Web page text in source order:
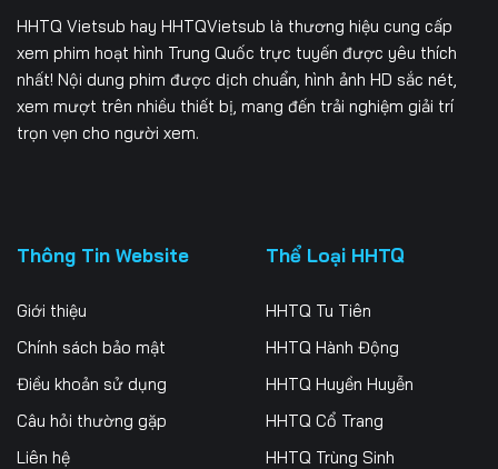
HHTQ Vietsub hay HHTQVietsub là thương hiệu cung cấp
xem phim hoạt hình Trung Quốc trực tuyến được yêu thích
nhất! Nội dung phim được dịch chuẩn, hình ảnh HD sắc nét,
xem mượt trên nhiều thiết bị, mang đến trải nghiệm giải trí
trọn vẹn cho người xem.
Thông Tin Website
Giới thiệu
Chính sách bảo mật
Điều khoản sử dụng
Câu hỏi thường gặp
Liên hệ
Thể Loại HHTQ
HHTQ Tu Tiên
HHTQ Hành Động
HHTQ Huyền Huyễn
HHTQ Cổ Trang
HHTQ Trùng Sinh